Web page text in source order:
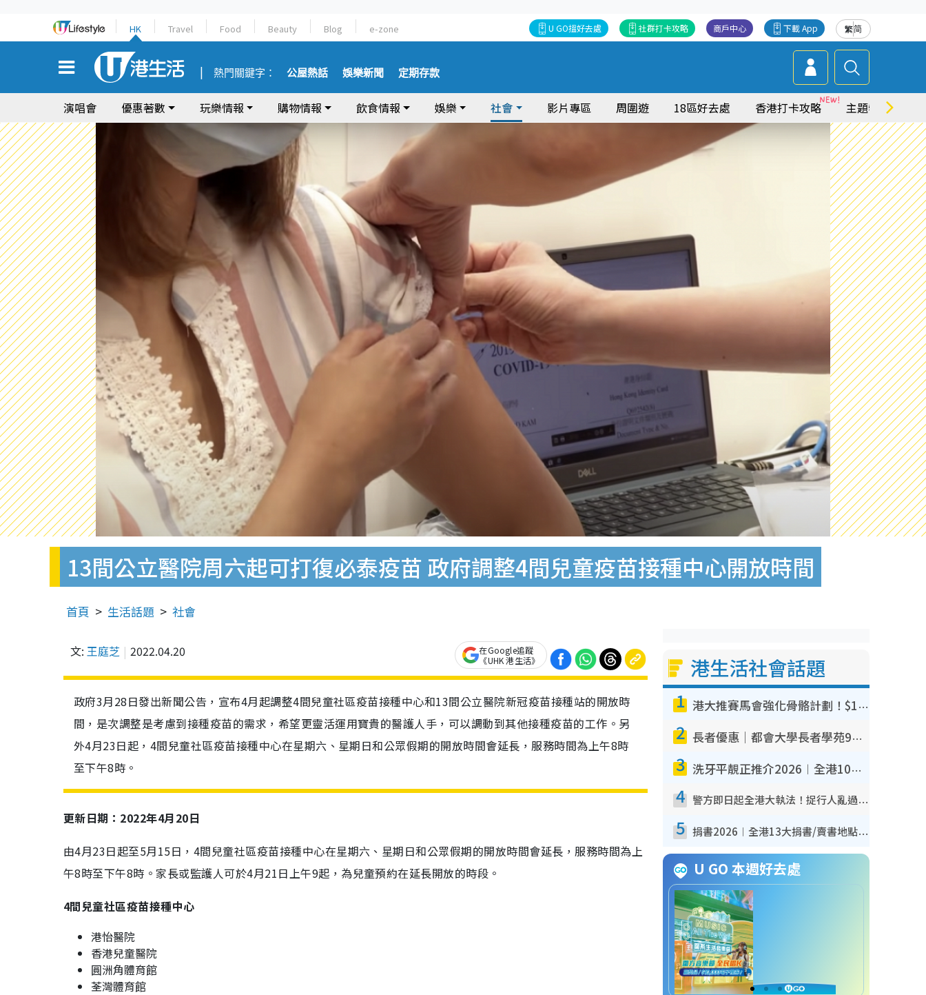
HK Travel Food Beauty Blog e-zone 繁简
下載 App
商戶中心
社群打卡攻略
U GO搵好去處
熱門關鍵字： 公屋熱話 娛樂新聞 定期存款
演唱會 優惠著數 玩樂情報 購物情報 飲食情報 娛樂 社會 影片專區 周圍遊 18區好去處 香港打卡攻略 主題特集
13間公立醫院周六起可打復必泰疫苗 政府調整4間兒童疫苗接種中心開放時間
首頁 生活話題 社會
文: 王庭芝 2022.04.20
在Google追蹤
《UHK 港生活》
政府3月28日發出新聞公告，宣布4月起調整4間兒童社區疫苗接種中心和13間公立醫院新冠疫苗接種站的開放時
間，是次調整是考慮到接種疫苗的需求，希望更靈活運用寶貴的醫護人手，可以調動到其他接種疫苗的工作。另
外4月23日起，4間兒童社區疫苗接種中心在星期六、星期日和公眾假期的開放時間會延長，服務時間為上午8時
至下午8時。
更新日期：2022年4月20日
由4月23日起至5月15日， 4間兒童社區疫苗接種中心在星期六、星期日和公眾假期的開放時間會延長，服務時間為上
午8時至下午8時。家長或監護人可於4月21日上午9起，為兒童預約在延長開放的時段。
4間兒童社區疫苗接種中心
港怡醫院
香港兒童醫院
圓洲角體育館
荃灣體育館
港生活社會話題
1 港大推賽馬會強化骨骼計劃！$100骨質密度X光檢查 完成免費運動訓練送超市禮券！附參加資格
2 長者優惠｜都會大學長者學苑9月免費課程！多媒體/微電影創作/網絡安全 附報名方法教學
3 洗牙平靚正推介2026︱全港10大牙科診所/醫院懶人包 夜診至8點/鎮靜潔牙/醫療券適用
4 警方即日起全港大執法！捉行人亂過馬路+司機不專注駕駛！亂過馬路罰$2000
5 捐書2026︱全港13大捐書/賣書地點懶人包 二手課本最高$150＋舊書換免費咖啡/戲票
U GO 本週好去處